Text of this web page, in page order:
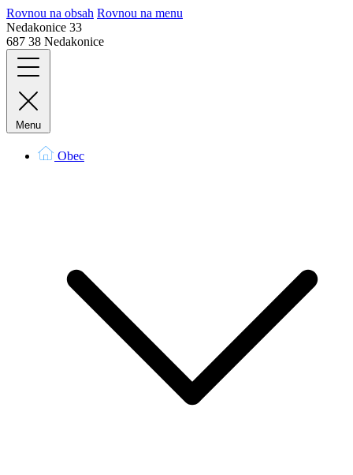
Rovnou na obsah Rovnou na menu
Nedakonice 33
687 38 Nedakonice
Menu
Obec